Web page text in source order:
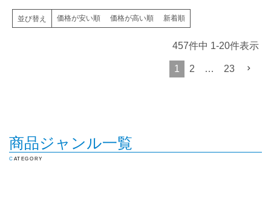
並び替え 価格が安い順 価格が高い順 新着順
457件中 1-20件表示
1 2 … 23
商品ジャンル一覧
CATEGORY